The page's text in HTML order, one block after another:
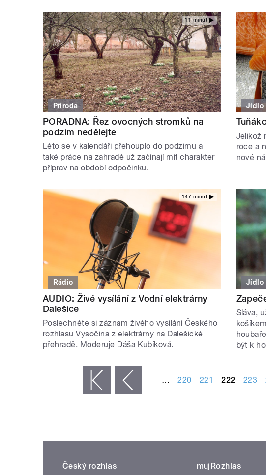
11 minut
Příroda
PORADNA: Řez ovocných stromků na
podzim nedělejte
Léto se v kalendáři přehouplo do podzimu a
také práce na zahradě už začínají mít charakter
příprav na období odpočinku.
Jídlo
Jelikož
roce a
nové
147 minut
Rádio
AUDIO: Živé vysílání z Vodní elektrárny
Dalešice
Poslechněte si záznam živého vysílání Českého
rozhlasu Vysočina z elektrárny na Dalešické
přehradě. Moderuje Dáša Kubíková.
Jídlo
Sláva,
být k
‹ předchozí … 220 221 222 223
Český rozhlas mujRozhlas